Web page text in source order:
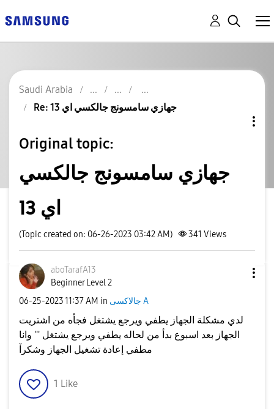
Saudi Arabia
Re: جهازي سامسونج جالكسي اي 13
Original topic:
جهازي سامسونج جالكسي
اي 13
(Topic created on: 06-26-2023 03:42 AM) 341 Views
aboTarafA13
Beginner Level 2
‎06-25-202311:37 AM in جالاكسى A
لدي مشكلة الجهاز يطفي ويرجع يشتغل فجأه من اشتريت
الجهاز بعد اسبوع بدأ من لحاله يطفي ويرجع يشتغل ''' وانا
1 Like